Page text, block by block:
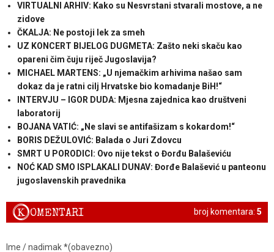
VIRTUALNI ARHIV: Kako su Nesvrstani stvarali mostove, a ne
zidove
ČKALJA: Ne postoji lek za smeh
UZ KONCERT BIJELOG DUGMETA: Zašto neki skaču kao
opareni čim čuju riječ Jugoslavija?
MICHAEL MARTENS: „U njemačkim arhivima našao sam
dokaz da je ratni cilj Hrvatske bio komadanje BiH!“
INTERVJU – IGOR DUDA: Mjesna zajednica kao društveni
laboratorij
BOJANA VATIĆ: „Ne slavi se antifašizam s kokardom!“
BORIS DEŽULOVIĆ: Balada o Juri Zdovcu
SMRT U PORODICI: Ovo nije tekst o Đorđu Balaševiću
NOĆ KAD SMO ISPLAKALI DUNAV: Đorđe Balašević u panteonu
jugoslavenskih pravednika
broj komentara: 5
KOMENTARI
Ime / nadimak *(obavezno)